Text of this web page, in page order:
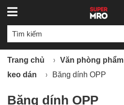
Trang chủ Văn phòng phẩm
keo dán
Băng dính OPP
Băng dính OPP